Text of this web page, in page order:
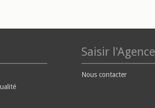
Saisir l'Agence
Nous contacter